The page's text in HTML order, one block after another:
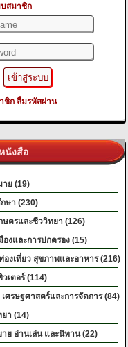
บสมาชิก
ชิก ลืมรหัสผ่าน
นังสือ
ย (19)
ษา (230)
ษตรและชีววิทยา (126)
องและการปกครอง (15)
องเที่ยว สุขภาพและอาหาร (216)
เตอร์ (114)
เศรษฐศาสตร์และการจัดการ (84)
า (14)
ย อ่านเล่น และนิทาน (22)